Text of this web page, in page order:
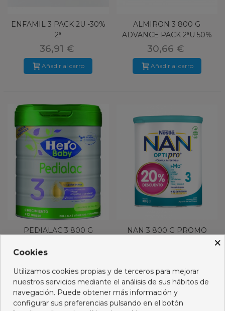
ENFAMIL 3 PACK 2U -30%
2ª
36,91 €
Añadir al carro
ALMIRON 3 800 G
ADVANCE PACK 2ªU 50%
30,66 €
Añadir al carro
PEDIALAC 3 800 G
15,95 €
Ver más
NAN 3 800 G PROMO
Ver más
×
Cookies
Utilizamos cookies propias y de terceros para mejorar
nuestros servicios mediante el análisis de sus hábitos de
navegación. Puede obtener más información y
configurar sus preferencias pulsando en el botón